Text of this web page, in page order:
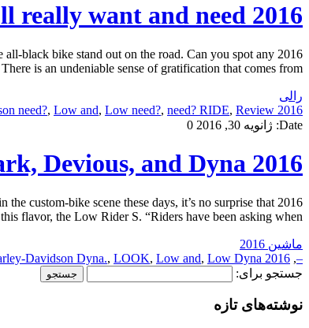
2016 Harley-Davidson Low Rider S – FIRST RIDE REVIEW All you’ll really want and need?
all-black bike stand out on the road. Can you spot any
is an undeniable sense of gratification that comes from […]
رالی
2016 and
need?, Low and, Low need?, need? RIDE, Review:
Date: ژانویه 30, 2016 0
2016 Harley-Davidson Low Rider S – FIRST LOOK REVIEW Dark, Devious, and Dyna.
custom-bike scene these days, it’s no surprise that
flavor, the Low Rider S. “Riders have been asking when […]
ماشین 2016
–
,
2016 and
Davidson Dyna., LOOK, Low and, Low Dyna.
جستجو برای:
نوشته‌های تازه